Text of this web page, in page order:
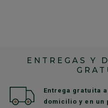
ENTREGAS Y
Entrega gratuita
domicilio y en un